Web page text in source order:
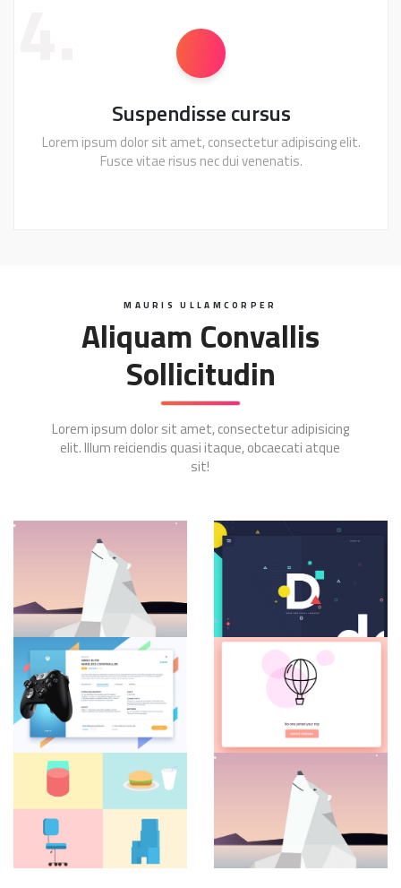
Suspendisse cursus
Lorem ipsum dolor sit amet, consectetur adipiscing elit.
Fusce vitae risus nec dui venenatis.
MAURIS ULLAMCORPER
Aliquam Convallis
Sollicitudin
Lorem ipsum dolor sit amet, consectetur adipisicing
elit. Illum reiciendis quasi itaque, obcaecati atque
sit!